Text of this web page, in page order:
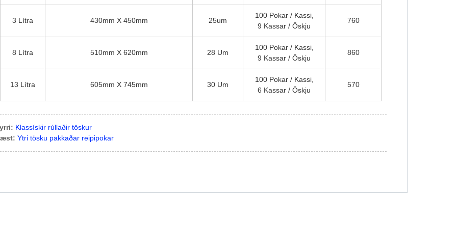
3 Lítra 430mm X 450mm 25um
100 Pokar / Kassi,
9 Kassar / Öskju
760
8 Lítra 510mm X 620mm 28 Um
100 Pokar / Kassi,
9 Kassar / Öskju
860
13 Lítra 605mm X 745mm 30 Um
100 Pokar / Kassi,
6 Kassar / Öskju
570
Klassískir rúllaðir töskur
Ytri tösku pakkaðar reipipokar